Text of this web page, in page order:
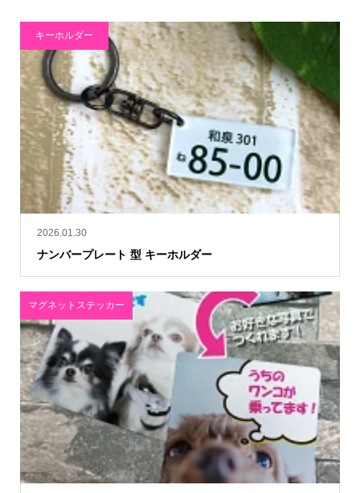
2026.01.30
ナンバープレート 型 キーホルダー
キーホルダー
マグネットステッカー